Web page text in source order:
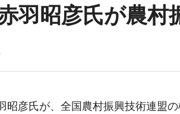
羽昭彦氏が農村
昭彦氏が、全国農村振興技術連盟